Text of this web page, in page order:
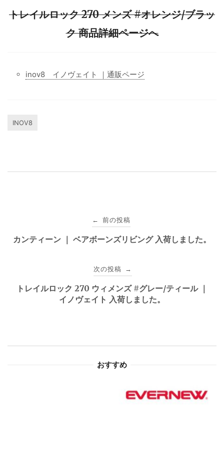
トレイルロック 270 メンズ #オレンジ/ブラッ
ク 商品詳細ページへ
inov8 イノヴェイト ｜通販ページ
INOV8
稿
← 前の投稿
カンティーン ｜ ベアボーンズリビング 入荷しました。
次の投稿 →
トレイルロック 270 ウィメンズ #グレー/ティール ｜
イノヴェイト 入荷しました。
おすすめ